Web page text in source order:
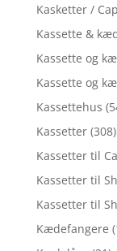
Kasketter /
Kassette &
Kassette og
Kassette og
Kassettehus
Kassetter (308)
Kassetter til
Kassetter til
Kassetter til
Kædefangere